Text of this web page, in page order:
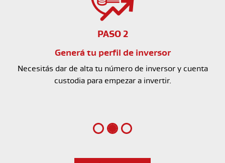
PASO 2
Generá tu perfil de inversor
Necesitás dar de alta tu número de inversory cuenta
custodia para empezar a invertir.